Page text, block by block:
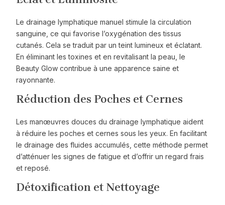
Le drainage lymphatique manuel stimule la circulation
sanguine, ce qui favorise l’oxygénation des tissus
cutanés. Cela se traduit par un teint lumineux et éclatant.
En éliminant les toxines et en revitalisant la peau, le
Beauty Glow contribue à une apparence saine et
rayonnante.
Réduction des Poches et Cernes
Les manœuvres douces du drainage lymphatique aident
à réduire les poches et cernes sous les yeux. En facilitant
le drainage des fluides accumulés, cette méthode permet
d’atténuer les signes de fatigue et d’offrir un regard frais
et reposé.
Détoxification et Nettoyage